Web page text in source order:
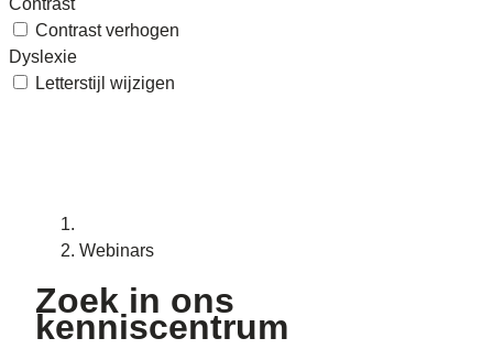
Contrast
Contrast verhogen
Dyslexie
Letterstijl wijzigen
Webinars
Zoek in ons
kenniscentrum